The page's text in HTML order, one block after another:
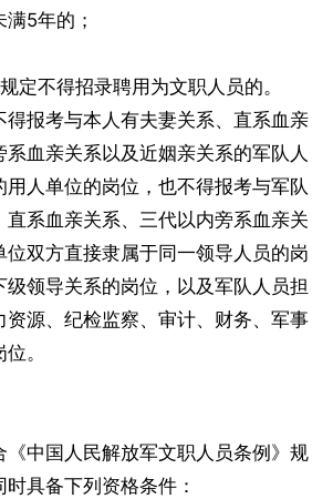
5年的；
定不得招录聘用为文职人员的。
得报考与本人有夫妻关系、直系血亲
系血亲关系以及近姻亲关系的军队人
用人单位的岗位，也不得报考与军队
直系血亲关系、三代以内旁系血亲关
位双方直接隶属于同一领导人员的岗
领导关系的岗位，以及军队人员担
资源、纪检监察、审计、财务、军事
。
《中国人民解放军文职人员条例》规
具备下列资格条件：